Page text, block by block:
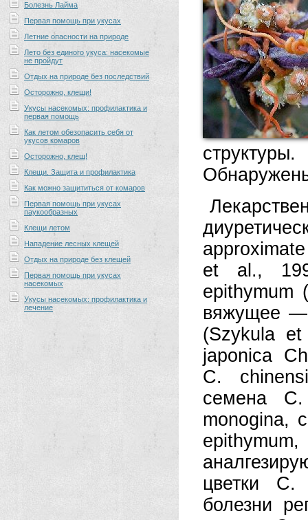
Болезнь Лайма
Первая помощь при укусах
Летние опасности на природе
Лето без единого укуса: насекомые
не пройдут
Отдых на природе без последствий
Осторожно, клещи!
Укусы насекомых: профилактика и
первая помощь
Как летом обезопасить себя от
укусов комаров
Осторожно, клещ!
Клещи. Защита и профилактика
Как можно защититься от комаров
Первая помощь при укусах
паукообразных
Клещи летом
Нападение лесных клещей
Отдых на природе без клещей
Первая помощь при укусах
насекомых
Укусы насекомых: профилактика и
лечение
et al.,
epithymum
вяжущее —
(Szykula
japonica
С.
семена
monogina,
цветки
болезни